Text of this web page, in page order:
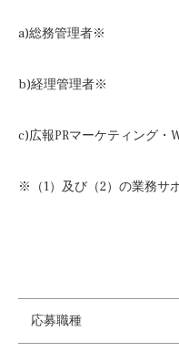
a)総務管理者※
b)経理管理者※
c)広報PRマーケティング・
※（1）及び（2）の業務サ
応募職種